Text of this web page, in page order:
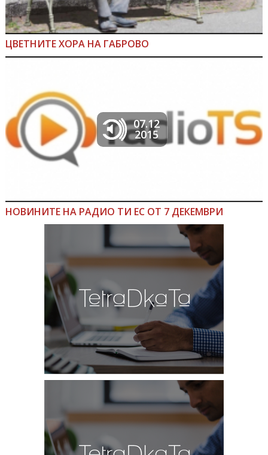
ЦВЕТНИТЕ ХОРА НА ГАБРОВО
07.12
2015
НОВИНИТЕ НА РАДИО ТИ ЕС ОТ 7 ДЕКЕМВРИ